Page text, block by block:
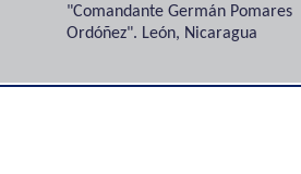
"Comandante Germán Pomares
Ordóñez". León, Nicaragua